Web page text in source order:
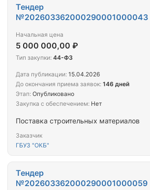
Поставка строительных материалов
Заказчик
ГБУЗ "ОКБ"
Тендер
№202603362000290001000043
Начальная цена
5 000 000,00 ₽
Тип закупки: 44-ФЗ
Дата публикации: 15.04.2026
До окончания приема заявок: 146 дней
Этап: Опубликовано
Закупка с обеспечением: Нет
Тендер
№202603362000290001000059